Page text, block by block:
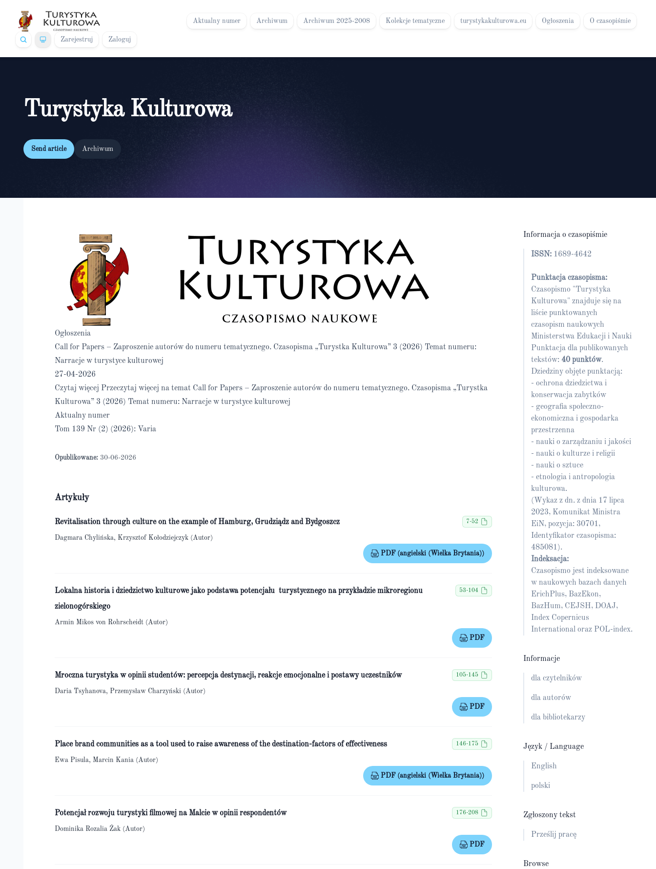
Aktualny numer Archiwum Archiwum 2025-2008 Kolekcje tematyczne turystykakulturowa.eu Ogłoszenia O czasopiśmie
Zarejestruj Zaloguj
Turystyka Kulturowa
Send article Archiwum
Ogłoszenia
Call for Papers – Zaproszenie autorów do numeru tematycznego. Czasopisma „Turystka Kulturowa” 3 (2026) Temat numeru:
Narracje w turystyce kulturowej
27-04-2026
Czytaj więcej Przeczytaj więcej na temat Call for Papers – Zaproszenie autorów do numeru tematycznego. Czasopisma „Turystka
Kulturowa” 3 (2026) Temat numeru: Narracje w turystyce kulturowej
Aktualny numer
Tom 139 Nr (2) (2026): Varia
Opublikowane: 30-06-2026
Artykuły
Revitalisation through culture on the example of Hamburg, Grudziądz and Bydgoszcz 7-52
Dagmara Chylińska, Krzysztof Kołodziejczyk (Autor)
PDF (angielski (Wielka Brytania))
Lokalna historia i dziedzictwo kulturowe jako podstawa potencjału turystycznego na przykładzie mikroregionu
zielonogórskiego
53-104
Armin Mikos von Rohrscheidt (Autor)
PDF
Mroczna turystyka w opinii studentów: percepcja destynacji, reakcje emocjonalne i postawy uczestników 105-145
Daria Tsyhanova, Przemysław Charzyński (Autor)
PDF
Place brand communities as a tool used to raise awareness of the destination-factors of effectiveness 146-175
Ewa Pisula, Marcin Kania (Autor)
PDF (angielski (Wielka Brytania))
Potencjał rozwoju turystyki filmowej na Malcie w opinii respondentów 176-208
Dominika Rozalia Żak (Autor)
PDF
Informacja o czasopiśmie
ISSN: 1689-4642
Punktacja czasopisma:
Czasopismo "Turystyka
Kulturowa" znajduje się na
liście punktowanych
czasopism naukowych
Ministerstwa Edukacji i Nauki
Punktacja dla publikowanych
tekstów: 40 punktów.
Dziedziny objęte punktacją:
- ochrona dziedzictwa i
konserwacja zabytków
- geografia społeczno-
ekonomiczna i gospodarka
przestrzenna
- nauki o zarządzaniu i jakości
- nauki o kulturze i religii
- nauki o sztuce
- etnologia i antropologia
kulturowa.
(Wykaz z dn. z dnia 17 lipca
2023, Komunikat Ministra
EiN, pozycja: 30701,
Identyfikator czasopisma:
485081).
Indeksacja:
Czasopismo jest indeksowane
w naukowych bazach danych
ErichPlus, BazEkon,
BazHum, CEJSH, DOAJ,
Index Copernicus
International oraz POL-index.
Informacje
dla czytelników
dla autorów
dla bibliotekarzy
Język / Language
English
polski
Zgłoszony tekst
Prześlij pracę
Browse